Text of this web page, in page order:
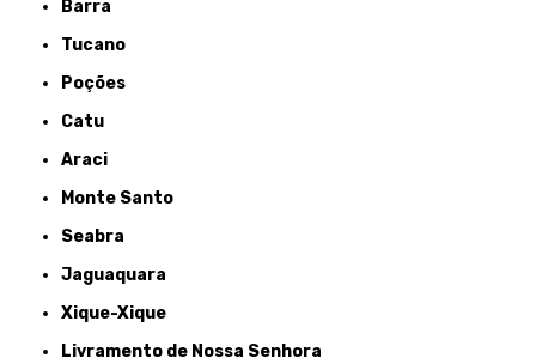
Barra
Tucano
Poções
Catu
Araci
Monte Santo
Seabra
Jaguaquara
Xique-Xique
Livramento de Nossa Senhora